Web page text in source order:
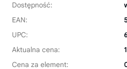
Dostępność:
EAN:
UPC:
Aktualna cena:
Cena za element: